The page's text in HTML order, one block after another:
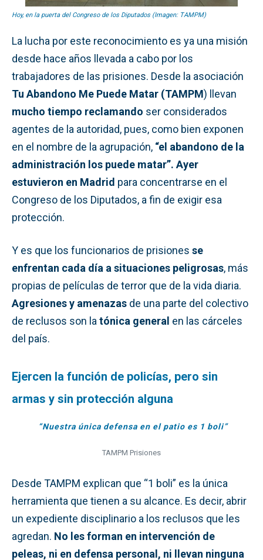
Hoy, en la puerta del Congreso de los Diputados (Imagen: TAMPM)
La lucha por este reconocimiento es ya una misión
desde hace años llevada a cabo por los
trabajadores de las prisiones. Desde la asociación
Tu Abandono Me Puede Matar (TAMPM) llevan
mucho tiempo reclamando ser considerados
agentes de la autoridad, pues, como bien exponen
en el nombre de la agrupación, “el abandono de la
administración los puede matar”. Ayer
estuvieron en Madrid para concentrarse en el
Congreso de los Diputados, a fin de exigir esa
protección.
Y es que los funcionarios de prisiones se
enfrentan cada día a situaciones peligrosas, más
propias de películas de terror que de la vida diaria.
Agresiones y amenazas de una parte del colectivo
de reclusos son la tónica general en las cárceles
del país.
Ejercen la función de policías, pero sin
armas y sin protección alguna
“Nuestra única defensa en el patio es 1 boli”
TAMPM Prisiones
Desde TAMPM explican que “1 boli” es la única
herramienta que tienen a su alcance. Es decir, abrir
un expediente disciplinario a los reclusos que les
agredan. No les forman en intervención de
peleas, ni en defensa personal, ni llevan ninguna